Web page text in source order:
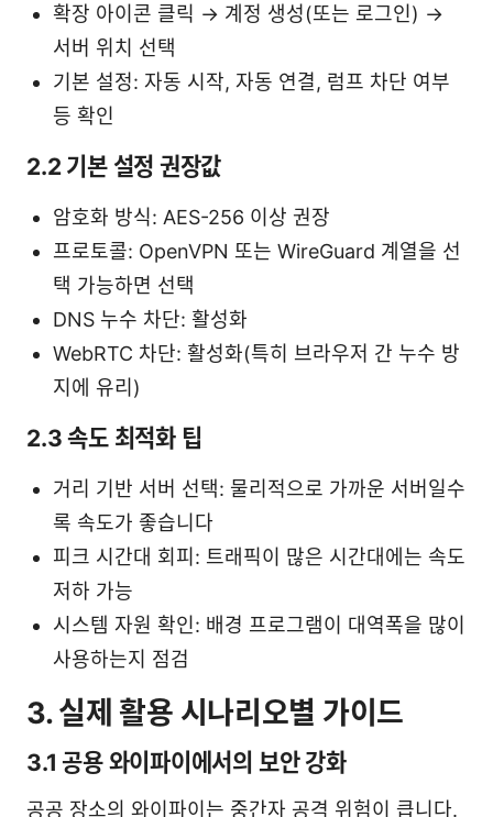
확장 아이콘 클릭 → 계정 생성(또는 로그인) →
서버 위치 선택
기본 설정: 자동 시작, 자동 연결, 럼프 차단 여부
등 확인
2.2 기본 설정 권장값
암호화 방식: AES-256 이상 권장
프로토콜: OpenVPN 또는 WireGuard 계열을 선
택 가능하면 선택
DNS 누수 차단: 활성화
WebRTC 차단: 활성화(특히 브라우저 간 누수 방
지에 유리)
2.3 속도 최적화 팁
거리 기반 서버 선택: 물리적으로 가까운 서버일수
록 속도가 좋습니다
피크 시간대 회피: 트래픽이 많은 시간대에는 속도
저하 가능
시스템 자원 확인: 배경 프로그램이 대역폭을 많이
사용하는지 점검
3. 실제 활용 시나리오별 가이드
3.1 공용 와이파이에서의 보안 강화
공공 장소의 와이파이는 중간자 공격 위험이 큽니다.